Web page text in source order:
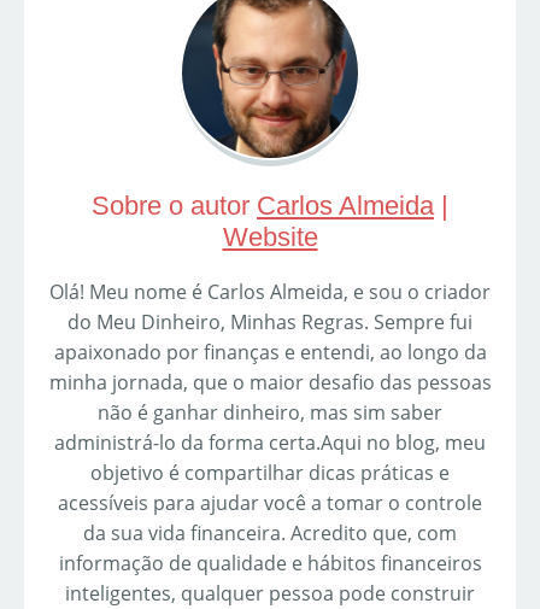
Sobre o autor Carlos Almeida|
Website
Olá! Meu nome é Carlos Almeida, e sou o criador
do Meu Dinheiro, Minhas Regras. Sempre fui
apaixonado por finanças e entendi, ao longo da
minha jornada, que o maior desafio das pessoas
não é ganhar dinheiro, mas sim saber
administrá-lo da forma certa.Aqui no blog, meu
objetivo é compartilhar dicas práticas e
acessíveis para ajudar você a tomar o controle
da sua vida financeira. Acredito que, com
informação de qualidade e hábitos financeiros
inteligentes, qualquer pessoa pode construir